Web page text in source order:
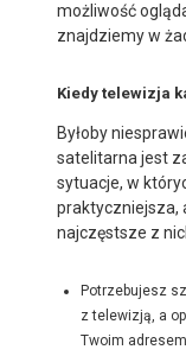
możliwość
znajdziemy w
Kiedy telewizja
Byłoby
satelitarna jest
sytuacje, w
praktyczniejsza,
najczęstsze z
Potrzebujesz
z telewizją, a
Twoim